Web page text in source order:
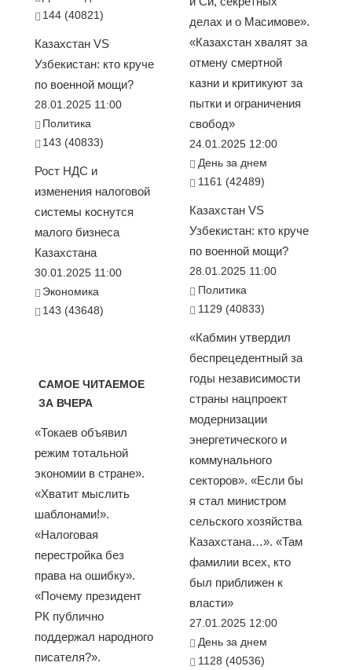
144 (40821)
Казахстан VS
Узбекистан: кто круче
по военной мощи?
28.01.2025 11:00
Политика
143 (40833)
Рост НДС и
изменения налоговой
системы коснутся
малого бизнеса
Казахстана
30.01.2025 11:00
Экономика
143 (43648)
САМОЕ ЧИТАЕМОЕ
ЗА ВЧЕРА
«Токаев объявил
режим тотальной
экономии в стране».
«Хватит мыслить
шаблонами!».
«Налоговая
перестройка без
права на ошибку».
«Почему президент
РК публично
поддержал народного
писателя?».
делах и о Масимове».
«Казахстан хвалят за
отмену смертной
казни и критикуют за
пытки и ограничения
свобод»
24.01.2025 12:00
День за днем
1161 (42489)
Казахстан VS
Узбекистан: кто круче
по военной мощи?
28.01.2025 11:00
Политика
1129 (40833)
«Кабмин утвердил
беспрецедентный за
годы независимости
страны нацпроект
модернизации
энергетического и
коммунального
секторов». «Если бы
я стал министром
сельского хозяйства
Казахстана…». «Там
фамилии всех, кто
был приближен к
власти»
27.01.2025 12:00
День за днем
1128 (40536)